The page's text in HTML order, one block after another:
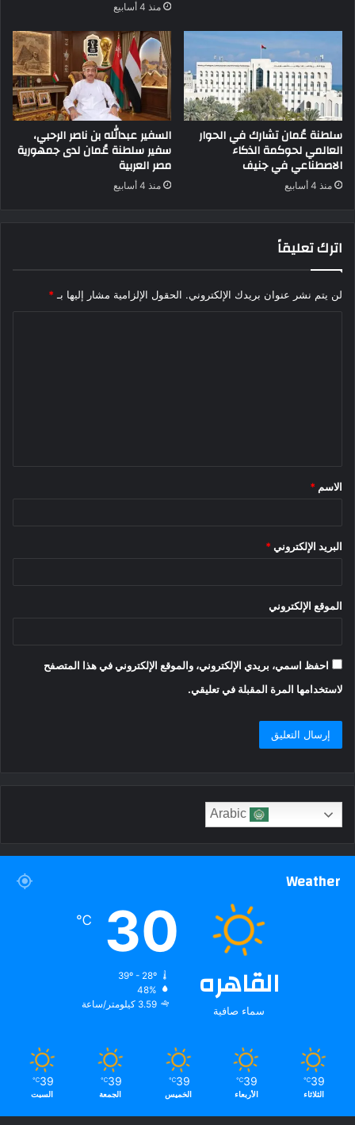
منذ 4 أسابيع
سلطنة عُمان تشارك في الحوار
العالمي لحوكمة الذكاء
الاصطناعي في جنيف
منذ 4 أسابيع
السفير عبدالله بن ناصر الرحبي،
سفير سلطنة عُمان لدى جمهورية
مصر العربية
منذ 4 أسابيع
اترك تعليقاً
لن يتم نشر عنوان بريدك الإلكتروني. الحقول الإلزامية مشار إليها بـ *
*
الاسم *
البريد الإلكتروني *
الموقع الإلكتروني
احفظ اسمي، بريدي الإلكتروني، والموقع الإلكتروني في هذا المتصفح
لاستخدامها المرة المقبلة في تعليقي.
Weather
القاهره
سماء صافية
30
℃
39º - 28º
48%
3.59 كيلومتر/ساعة
39
℃
الثلاثاء
39
℃
الأربعاء
39
℃
الخميس
39
℃
الجمعة
39
℃
السبت